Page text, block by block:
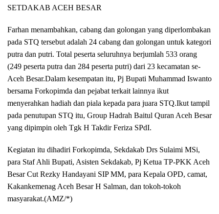
SETDAKAB ACEH BESAR
Farhan menambahkan, cabang dan golongan yang diperlombakan
pada STQ tersebut adalah 24 cabang dan golongan untuk kategori
putra dan putri. Total peserta seluruhnya berjumlah 533 orang
(249 peserta putra dan 284 peserta putri) dari 23 kecamatan se-
Aceh Besar.Dalam kesempatan itu, Pj Bupati Muhammad Iswanto
bersama Forkopimda dan pejabat terkait lainnya ikut
menyerahkan hadiah dan piala kepada para juara STQ.Ikut tampil
pada penutupan STQ itu, Group Hadrah Baitul Quran Aceh Besar
yang dipimpin oleh Tgk H Takdir Feriza SPdI.
Kegiatan itu dihadiri Forkopimda, Sekdakab Drs Sulaimi MSi,
para Staf Ahli Bupati, Asisten Sekdakab, Pj Ketua TP-PKK Aceh
Besar Cut Rezky Handayani SIP MM, para Kepala OPD, camat,
Kakankemenag Aceh Besar H Salman, dan tokoh-tokoh
masyarakat.(AMZ/*)